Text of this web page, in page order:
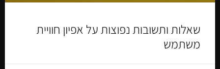
שאלות ותשובות נפוצות על אפיון חוויית
משתמש